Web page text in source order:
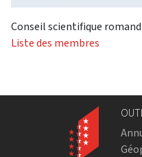
Conseil scientifique
Liste des membres